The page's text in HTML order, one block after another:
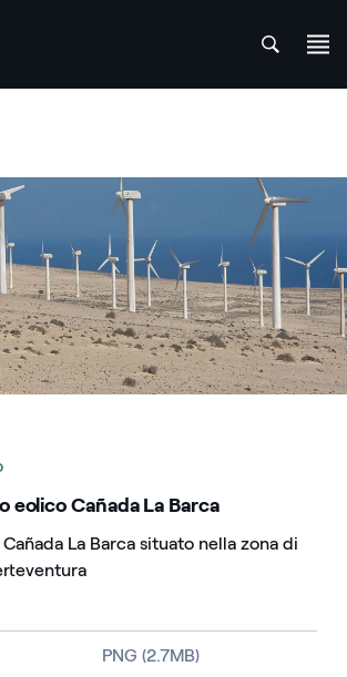
eolico Cañada La Barca
La Barca situato nella zona di
e tipo di file
PNG (2.7MB)